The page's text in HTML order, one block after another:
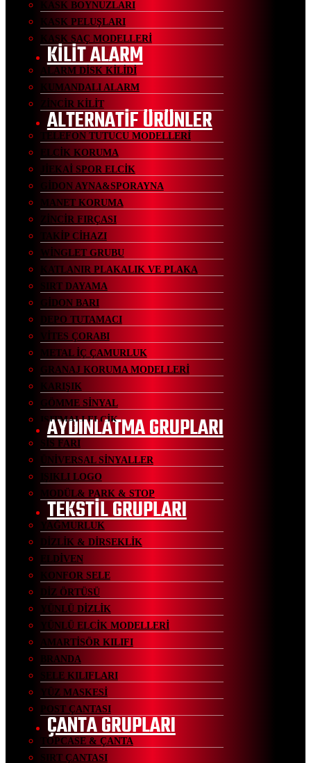
KASK BOYNUZLARI
KASK PELUŞLARI
KASK SAÇ MODELLERİ
KİLİT ALARM
ALARM DİSK KİLİDİ
KUMANDALI ALARM
ZİNCİR KİLİT
ALTERNATİF ÜRÜNLER
TELEFON TUTUCU MODELLERİ
ELCİK KORUMA
JİEKAİ SPOR ELCİK
GİDON AYNA&SPORAYNA
MANET KORUMA
ZİNCİR FIRÇASI
TAKİP CİHAZI
WİNGLET GRUBU
KATLANIR PLAKALIK VE PLAKA
SIRT DAYAMA
GİDON BARI
DEPO TUTAMACI
VİTES ÇORABI
METAL İÇ ÇAMURLUK
GRANAJ KORUMA MODELLERİ
KARIŞIK
GÖMME SİNYAL
ISITMALI ELCİK
AYDINLATMA GRUPLARI
SİS FARI
ÜNİVERSAL SİNYALLER
IŞIKLI LOGO
MODÜL& PARK & STOP
TEKSTİL GRUPLARI
YAĞMURLUK
DİZLİK & DİRSEKLİK
ELDİVEN
KONFOR SELE
DİZ ÖRTÜSÜ
YÜNLÜ DİZLİK
YÜNLÜ ELCİK MODELLERİ
AMARTİSÖR KILIFI
BRANDA
SELE KILIFLARI
YÜZ MASKESİ
POST ÇANTASI
ÇANTA GRUPLARI
TOPCASE & ÇANTA
SIRT ÇANTASI